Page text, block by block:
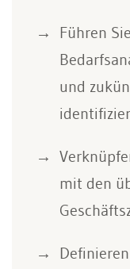
Führen
und
mit den